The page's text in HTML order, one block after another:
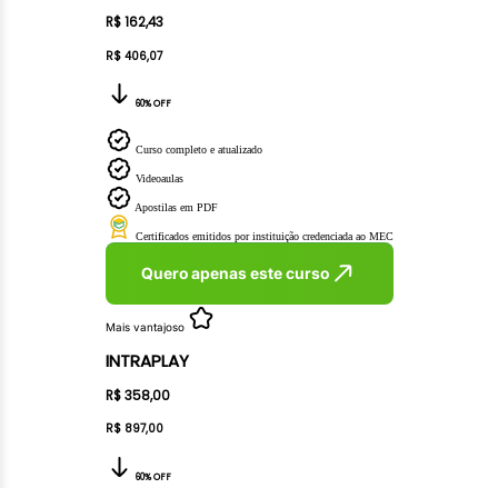
R$ 162,43
R$ 406,07
60% OFF
Curso completo e atualizado
Videoaulas
Apostilas em PDF
Certificados emitidos por instituição credenciada ao MEC
Quero apenas este curso
Mais vantajoso
INTRAPLAY
R$ 358,00
R$ 897,00
60% OFF